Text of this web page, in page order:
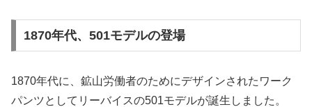
1870年代、501モデルの登場
1870年代に、鉱山労働者のためにデザインされたワーク
パンツとしてリーバイスの501モデルが誕生しました。